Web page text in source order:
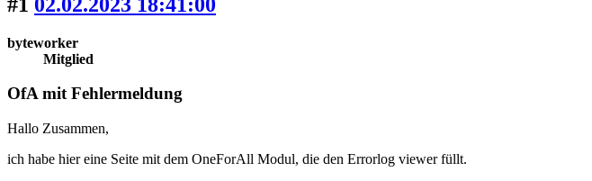
byteworker
Mitglied
OfA mit Fehlermeldung
Hallo Zusammen,
ich habe hier eine Seite mit dem OneForAll Modul, die den Errorlog viewer füllt.